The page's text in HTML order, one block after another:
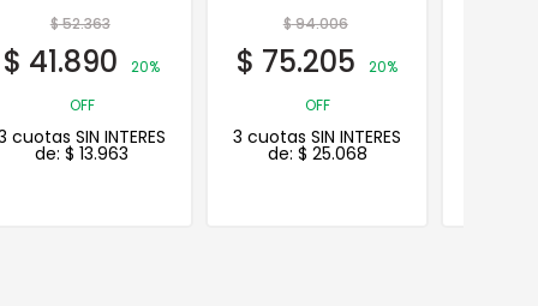
$94.006
$ 75.205
20%
OFF
cuotas SIN INTERES
de: $25.068
$48.356
$ 38.685
20%
OFF
3 cuotas SIN INTERES
de:$ 12.895